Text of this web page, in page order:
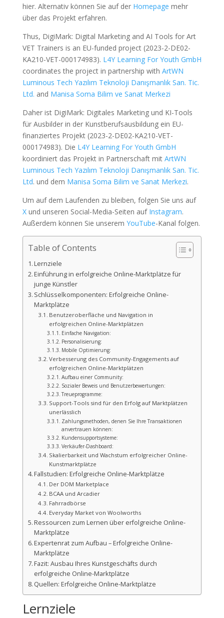
hier. Alternativ können Sie auf der Homepage mehr
über das Projekt erfahren.
Thus, DigiMark: Digital Marketing and AI Tools for Art
VET Trainers is an EU-funded project (2023-2-DE02-
KA210-VET-000174983). L4Y Learning For Youth GmbH
coordinates the project in partnership with ArtWN
Luminous Tech Yazılım Teknoloji Danışmanlık San. Tic.
Ltd. and Manisa Soma Bilim ve Sanat Merkezi
Daher ist DigiMark: Digitales Marketing und KI-Tools
für Ausbilder in der Kunstberufsausbildung ein EU-
finanziertes Projekt (2023-2-DE02-KA210-VET-
000174983). Die L4Y Learning For Youth GmbH
koordiniert das Projekt in Partnerschaft mit ArtWN
Luminous Tech Yazılım Teknoloji Danışmanlık San. Tic.
Ltd. und dem Manisa Soma Bilim ve Sanat Merkezi.
Um auf dem Laufenden zu bleiben, folgen Sie uns auf
Xund unseren Social-Media-Seiten auf Instagram.
Außerdem können Sie unserem YouTube-Kanal folgen.
Table of Contents
Lernziele
Einführung in erfolgreiche Online-Marktplätze für
junge Künstler
Schlüsselkomponenten: Erfolgreiche Online-
Marktplätze
Benutzeroberfläche und Navigation in
erfolgreichen Online-Marktplätzen
Einfache Navigation:
Personalisierung:
Mobile Optimierung:
Verbesserung des Community-Engagements auf
erfolgreichen Online-Marktplätzen
Aufbau einer Community:
Sozialer Beweis und Benutzerbewertungen:
Treueprogramme:
Support-Tools sind für den Erfolg auf Marktplätzen
unerlässlich
Zahlungsmethoden, denen Sie Ihre Transaktionen
anvertrauen können:
Kundensupportsysteme:
Verkäufer-Dashboard:
Skalierbarkeit und Wachstum erfolgreicher Online-
Kunstmarktplätze
Fallstudien: Erfolgreiche Online-Marktplätze
Der DOM Marketplace
BCAA und Arcadier
Fahrradbörse
Everyday Market von Woolworths
Ressourcen zum Lernen über erfolgreiche Online-
Marktplätze
Expertenrat zum Aufbau – Erfolgreiche Online-
Marktplätze
Fazit: Ausbau Ihres Kunstgeschäfts durch
erfolgreiche Online-Marktplätze
Quellen: Erfolgreiche Online-Marktplätze
Lernziele